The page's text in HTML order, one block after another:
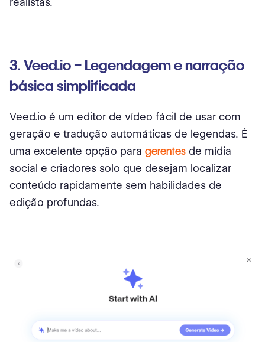
3. Veed.io ~ Legendagem e narração
básica simplificada
Veed.io é um editor de vídeo fácil de usar com
geração e tradução automáticas de legendas. É
uma excelente opção para gerentes de mídia
social e criadores solo que desejam localizar
conteúdo rapidamente sem habilidades de
edição profundas.